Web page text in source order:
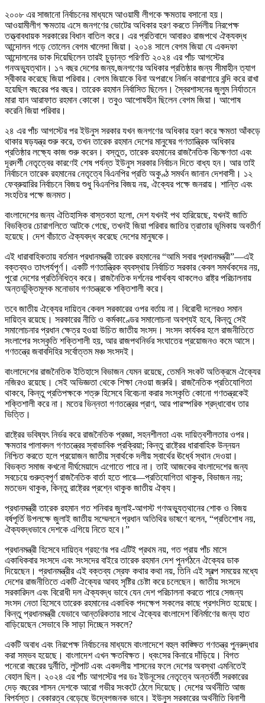
২০০৮ এর সাজানো নির্বাচনের মাধ্যমে আওয়ামী লীগকে ক্ষমতায় বসানো হয়।
আওয়ামীলীগ ক্ষমতায় এসে জনগণের ভোটের অধিকার হরণ করতে নির্দলীয় নিরপেক্ষ
তত্ত্বাবধায়ক সরকারের বিধান বাতিল করে। এর প্রতিবাদে আবারও রাজপথে ঐক্যবদ্ধ
আন্দোলন গড়ে তোলেন বেগম খালেদা জিয়া। ২০১৪ সালে বেগম জিয়া যে একদফা
আন্দোলনের ডাক দিয়েছিলেন তারই চুড়ান্ত পরিণতি ২০২৪ এর পাঁচ আগস্টের
গনঅভ্যুত্থান। ১৭ বছর দেশের জন্য,জনগণের অধিকার প্রতিষ্ঠার জন্য সীমাহীন ত্যাগ
স্বীকার করেছে জিয়া পরিবার। বেগম জিয়াকে বিনা অপরাধে নির্জন কারাগারে বন্দি করে রাখা
হয়েছিল বছরের পর বছর। তারেক রহমান নির্বাসিত ছিলেন। স্বৈরশাসনের জুলুম নির্যাতনে
মারা যান আরাফাত রহমান কোকো। তবুও আপোষহীন ছিলেন বেগম জিয়া। আপোষ
করেনি জিয়া পরিবার।
২৪ এর পাঁচ আগস্টের পর ইউনুস সরকার যখন জনগণের অধিকার হরণ করে ক্ষমতা আঁকড়ে
থাকার ষড়যন্ত্র শুরু করে, তখন তারেক রহমান দেশের মানুষের গণতান্ত্রিক অধিকার
প্রতিষ্ঠার লক্ষ্যে কাজ শুরু করেন। বস্তুত, তারেক রহমানের রাজনৈতিক বিচক্ষণতা এবং
দূরদর্শী নেতৃত্বের কারণেই শেষ পর্যন্ত ইউনুস সরকার নির্বাচন দিতে বাধ্য হন। আর তাই
নির্বাচনে তারেক রহমানের নেতৃত্বে বিএনপির প্রতি অকুণ্ঠ সমর্থন জানান দেশবাসী। ১২
ফেব্রুয়ারির নির্বাচনে বিজয় শুধু বিএনপির বিজয় নয়, ঐক্যের পক্ষে জনরায়। শান্তি এবং
সংহতির পক্ষে জনমত।
বাংলাদেশের জন্য ঐতিহাসিক বাস্তবতা হলো, দেশ যখনই পথ হারিয়েছে, যখনই জাতি
বিভক্তির চোরাগলিতে আটকে গেছে, তখনই জিয়া পরিবার জাতির ত্রাতার ভূমিকায় অবতীর্ণ
হয়েছে। দেশ বাঁচাতে ঐক্যবদ্ধ করেছে দেশের মানুষকে।
এই ধারাবাহিকতায় বর্তমান প্রধানমন্ত্রী তারেক রহমানের “আমি সবার প্রধানমন্ত্রী”—এই
বক্তব্যও তাৎপর্যপূর্ণ। একটি গণতান্ত্রিক ব্যবস্থায় নির্বাচিত সরকার কেবল সমর্থকদের নয়,
পুরো দেশের প্রতিনিধিত্ব করে। রাজনৈতিক দর্শনের পার্থক্য থাকলেও রাষ্ট্র পরিচালনায়
অন্তর্ভুক্তিমূলক মনোভাব গণতন্ত্রকে শক্তিশালী করে।
তবে জাতীয় ঐক্যের দায়িত্ব কেবল সরকারের ওপর বর্তায় না। বিরোধী দলেরও সমান
দায়িত্ব রয়েছে। সরকারের নীতি ও কর্মকাণ্ডের সমালোচনা অবশ্যই হবে, কিন্তু সেই
সমালোচনার প্রধান ক্ষেত্র হওয়া উচিত জাতীয় সংসদ। সংসদ কার্যকর হলে রাজনীতিতে
সংলাপের সংস্কৃতি শক্তিশালী হয়, আর রাজপথনির্ভর সংঘাতের প্রয়োজনও কমে আসে।
গণতন্ত্রে জবাবদিহির সর্বোত্তম মঞ্চ সংসদই।
বাংলাদেশের রাজনৈতিক ইতিহাসে বিভাজন যেমন রয়েছে, তেমনি সংকট অতিক্রমে ঐক্যের
নজিরও রয়েছে। সেই অভিজ্ঞতা থেকে শিক্ষা নেওয়া জরুরি। রাজনৈতিক প্রতিযোগিতা
থাকবে, কিন্তু প্রতিপক্ষকে শত্রু হিসেবে বিবেচনা করার সংস্কৃতি কোনো গণতন্ত্রকেই
শক্তিশালী করে না। মতের ভিন্নতা গণতন্ত্রের প্রাণ, আর পারস্পরিক শ্রদ্ধাবোধ তার
ভিত্তি।
রাষ্ট্রের ভবিষ্যৎ নির্ভর করে রাজনৈতিক প্রজ্ঞা, সহনশীলতা এবং দায়িত্বশীলতার ওপর।
ক্ষমতার পালাবদল গণতন্ত্রের স্বাভাবিক প্রক্রিয়া; কিন্তু রাষ্ট্রের ধারাবাহিক উন্নয়ন
নিশ্চিত করতে হলে প্রয়োজন জাতীয় স্বার্থকে দলীয় স্বার্থের ঊর্ধ্বে স্থান দেওয়া।
বিভক্ত সমাজ কখনো দীর্ঘমেয়াদে এগোতে পারে না। তাই আজকের বাংলাদেশের জন্য
সবচেয়ে গুরুত্বপূর্ণ রাজনৈতিক বার্তা হতে পারে—প্রতিযোগিতা থাকুক, বিভাজন নয়;
মতভেদ থাকুক, কিন্তু রাষ্ট্রের প্রশ্নে থাকুক জাতীয় ঐক্য।
প্রধানমন্ত্রী তারেক রহমান গত শনিবার জুলাই-আগস্ট গণঅভ্যুত্থানের শোক ও বিজয়
বর্ষপূর্তি উপলক্ষে জুলাই জাতীয় সম্মেলনে প্রধান অতিথির ভাষণে বলেন, “প্রতিশোধ নয়,
ঐক্যবদ্ধভাবে দেশকে এগিয়ে নিতে হবে।”
প্রধানমন্ত্রী হিসেবে দায়িত্ব গ্রহণের পর এটিই প্রথম নয়, গত প্রায় পাঁচ মাসে
একাধিকবার সংসদে এবং সংসদের বাইরে তারেক রহমান দেশ পুনর্গঠনে ঐক্যের ডাক
দিয়েছেন। প্রধানমন্ত্রীর এই বক্তব্য স্রেফ কথার কথা নয়, তিনি এই স্বল্প সময়ের মধ্যে
দেশের রাজনীতিতে একটি ঐক্যের আবহ সৃষ্টির চেষ্টা করে চলেছেন। জাতীয় সংসদে
সরকারিদল এবং বিরোধী দল ঐক্যবদ্ধ ভাবে যেন দেশ পরিচালনা করতে পারে সেজন্য
সংসদ নেতা হিসেবে তারেক রহমানের একাধিক পদক্ষেপ সকলের কাছে প্রশংসিত হয়েছে।
কিন্তু প্রধানমন্ত্রী যেভাবে আন্তরিকতার সাথে ঐক্যের বাংলাদেশ বিনির্মাণের জন্য হাত
বাড়িয়েছেন সেভাবে কি সাড়া দিচ্ছেন সকলে?
একটি অবাধ এবং নিরপেক্ষ নির্বাচনের মাধ্যমে বাংলাদেশে বহুল কাঙ্ক্ষিত গণতন্ত্র পুনরুদ্ধার
করা সম্ভব হয়েছে। বাংলাদেশ এখন ক্ষতবিক্ষত। ধ্বংসের কিনারে দাঁড়িয়ে। বিগত
পনেরো বছরের দুর্নীতি, লুটপাট এবং একদলীয় শাসনের ফলে দেশের অবস্থা এমনিতেই
বেহাল ছিল। ২০২৪ এর পাঁচ আগস্টের পর ডঃ ইউনূসের নেতৃত্বে অন্তর্বর্তী সরকারের
দেড় বছরের শাসন দেশকে আরো গভীর সংকটে ঠেলে দিয়েছে। দেশের অর্থনীতি আজ
বিপর্যস্ত। বেকারত্ব বেড়েছে উদ্বেগজনক ভাবে। ইউনুস সরকারের অর্থনীতি বিনাশী